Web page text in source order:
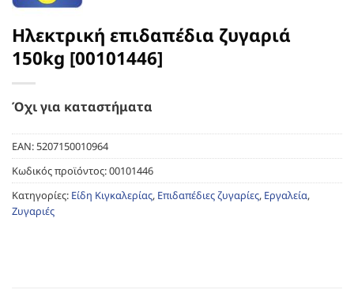
Ηλεκτρική επιδαπέδια ζυγαριά
150kg [00101446]
Όχι για καταστήματα
EAN:5207150010964
Κωδικός προϊόντος:00101446
Κατηγορίες: Είδη Κιγκαλερίας, Επιδαπέδιες ζυγαρίες, Εργαλεία,
Ζυγαριές